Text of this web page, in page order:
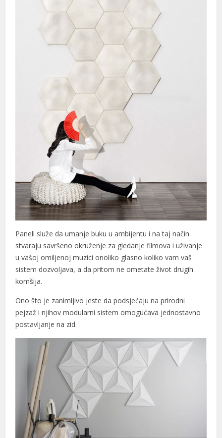
Paneli služe da umanje buku u ambijentu i na taj način
stvaraju savršeno okruženje za gledanje filmova i uživanje
u vašoj omiljenoj muzici onoliko glasno koliko vam vaš
sistem dozvoljava, a da pritom ne ometate život drugih
komšija.
Ono što je zanimljivo jeste da podsjećaju na prirodni
pejzaž i njihov modularni sistem omogućava jednostavno
postavljanje na zid.